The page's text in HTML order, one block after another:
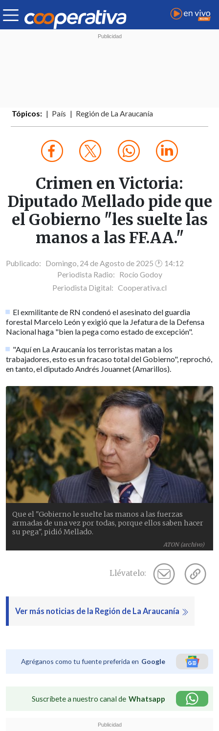
Tópicos: País Región de La Araucanía
Crimen en Victoria:
Diputado Mellado pide que
el Gobierno "les suelte las
manos a las FF.AA."
Publicado: Domingo, 24 de Agosto de 2025 🕐 14:12
Periodista Radio: Rocío Godoy
Periodista Digital: Cooperativa.cl
El exmilitante de RN condenó el asesinato del guardia
forestal Marcelo León y exigió que la Jefatura de la Defensa
Nacional haga "bien la pega como estado de excepción".
"Aquí en La Araucanía los terroristas matan a los
trabajadores, esto es un fracaso total del Gobierno", reprochó,
en tanto, el diputado Andrés Jouannet (Amarillos).
ATON (archivo)
Que el "Gobierno le suelte las manos a las fuerzas
armadas de una vez por todas, porque ellos saben hacer
su pega", pidió Mellado.
Llévatelo:
Ver más noticias de la Región de La Araucanía
Agréganos como tu fuente preferida en Google
Suscríbete a nuestro canal de Whatsapp